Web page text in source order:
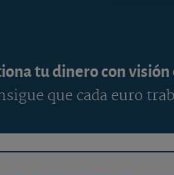
tu dinero con
que cada euro